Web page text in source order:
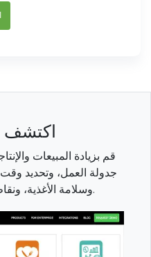
اكتشف
قم بزيادة المبيعات
جدولة العمل، وتحديد
وسلامة الأغذية، ونقاط البيع، والولاء، والمزيد.